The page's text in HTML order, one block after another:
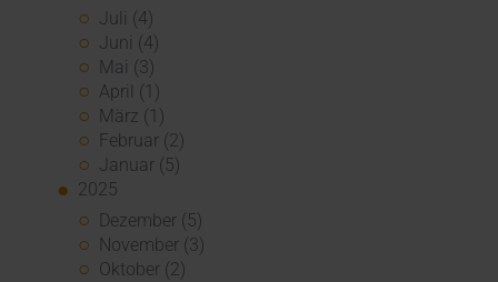
Juli (4)
Juni (4)
Mai (3)
April (1)
März (1)
Februar (2)
Januar (5)
2025
Dezember (5)
November (3)
Oktober (2)